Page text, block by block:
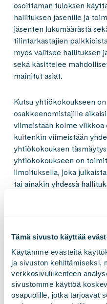
Tämä sivusto käyttää
Käytämme evästeitä
ja sivuston kehittämiseksi,
verkkosivuliikenteen
sivustomme käyttöä
osapuolille, jotka tarjoavat
osoittaman tuloksen
hallituksen jäsenille ja
jäsenten lukumäärästä
tilintarkastajien
myös valitsee hallituksen
sekä käsittelee
mainitut asiat.
Kutsu yhtiökokoukseen
osakkeenomistajille
viimeistään kolme viikkoa
kuitenkin viimeistään
yhtiökokouksen
yhtiökokoukseen on
ilmoituksella, joka
tai ainakin yhdessä
äänivaltaansa
kokouskutsussa
aikaisintaan kymmenen
Vain osakkailla, jotka
Oy:n ylläpitämään Yhtiön